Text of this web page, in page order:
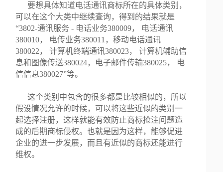
要想具体知道电话通讯商标所在的具体类别，
可以在这个大类中继续查询，得到的结果就是
“3802-通讯服务 - 电话业务380009， 电话通讯
380010， 电传业务380011，移动电话通讯
380022， 计算机终端通讯380023， 计算机辅助信
息和图像传送380024，电子邮件传输380025， 电
信信息380027”等。
这个类别中包含的很多都是比较相似的，所以
假设情况允许的时候，可以将这些近似的类别一
起选择注册，这样就能有效防止商标抢注问题造
成的后期商标侵权。也就是因为这样，能够促进
企业的进一步发展，而且有近似的商标还能进行
维权。